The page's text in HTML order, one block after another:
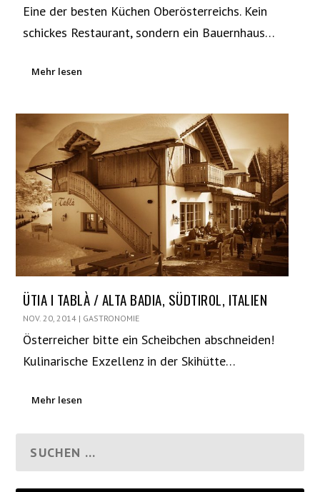
Eine der besten Küchen Oberösterreichs. Kein
schickes Restaurant, sondern ein Bauernhaus…
Mehr lesen
ÜTIA I TABLÀ / ALTA BADIA, SÜDTIROL, ITALIEN
NOV. 20, 2014 | GASTRONOMIE
Österreicher bitte ein Scheibchen abschneiden!
Kulinarische Exzellenz in der Skihütte…
Mehr lesen